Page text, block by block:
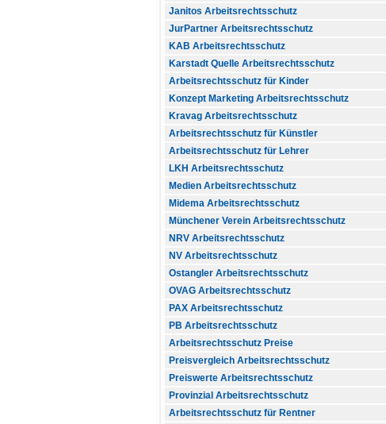
Janitos Arbeitsrechtsschutz
JurPartner Arbeitsrechtsschutz
KAB Arbeitsrechtsschutz
Karstadt Quelle Arbeitsrechtsschutz
Arbeitsrechtsschutz für Kinder
Konzept Marketing Arbeitsrechtsschutz
Kravag Arbeitsrechtsschutz
Arbeitsrechtsschutz für Künstler
Arbeitsrechtsschutz für Lehrer
LKH Arbeitsrechtsschutz
Medien Arbeitsrechtsschutz
Midema Arbeitsrechtsschutz
Münchener Verein Arbeitsrechtsschutz
NRV Arbeitsrechtsschutz
NV Arbeitsrechtsschutz
Ostangler Arbeitsrechtsschutz
OVAG Arbeitsrechtsschutz
PAX Arbeitsrechtsschutz
PB Arbeitsrechtsschutz
Arbeitsrechtsschutz Preise
Preisvergleich Arbeitsrechtsschutz
Preiswerte Arbeitsrechtsschutz
Provinzial Arbeitsrechtsschutz
Arbeitsrechtsschutz für Rentner